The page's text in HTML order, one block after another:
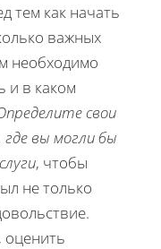
тем как начать
важных
необходимо
и в каком
свои
вы могли бы
, чтобы
не только
оценить